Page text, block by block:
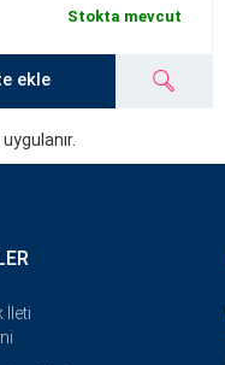
Stokta mevcut
ekle
İleti